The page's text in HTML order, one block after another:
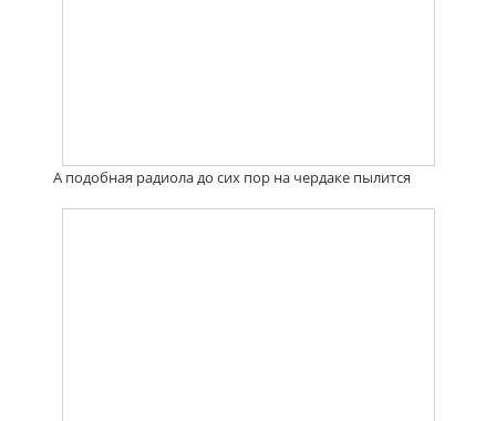
А подобная радиола до сих пор на чердаке пылится